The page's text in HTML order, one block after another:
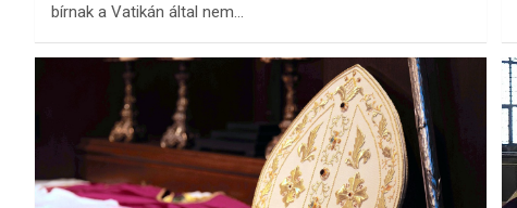
bírnak a Vatikán által nem…